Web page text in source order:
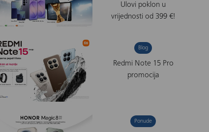
Ulovi poklon u
vrijednosti od 399 €!
Blog
Redmi Note 15 Pro
promocija
Ponude